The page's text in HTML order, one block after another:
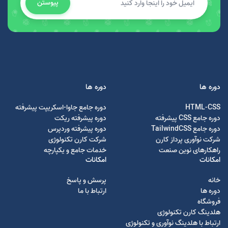
پیوستن
دوره ها
HTML-CSS
دوره جامع CSS پیشرفته
دوره جامع TailwindCSS
شرکت نوآوری پرداز کارن
راهکارهای نوین صنعت
دوره ها
دوره جامع جاوا-اسکریپت پیشرفته
دوره پیشرفته ریکت
دوره پیشرفته وردپرس
شرکت کارن تکنولوژی
خدمات جامع و یکپارچه
امکانات
خانه
دوره ها
فروشگاه
هلدینگ کارن تکنولوژی
ارتباط با هلدینگ نوآوری و تکنولوژی
امکانات
پرسش و پاسخ
ارتباط با ما